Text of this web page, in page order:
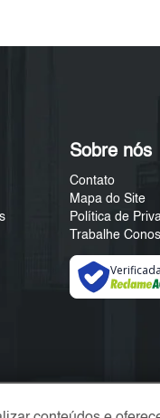
Sobre nós
Contato
Mapa do Site
Política de
Trabalhe